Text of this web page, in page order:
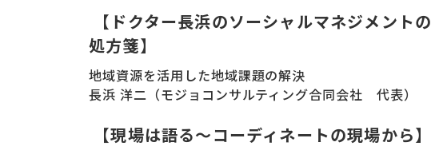
【ドクター長浜のソーシャルマネジメントの
処方箋】
地域資源を活用した地域課題の解決
長浜 洋二（モジョコンサルティング合同会社 代表）
【現場は語る～コーディネートの現場から】